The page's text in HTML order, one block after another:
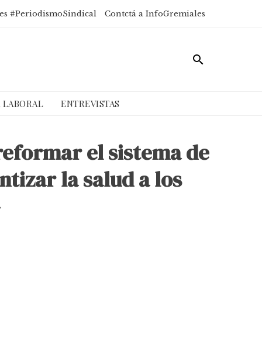
#PeriodismoSindical Contctá a InfoGremiales
LABORAL ENTREVISTAS
el sistema de
la salud a los